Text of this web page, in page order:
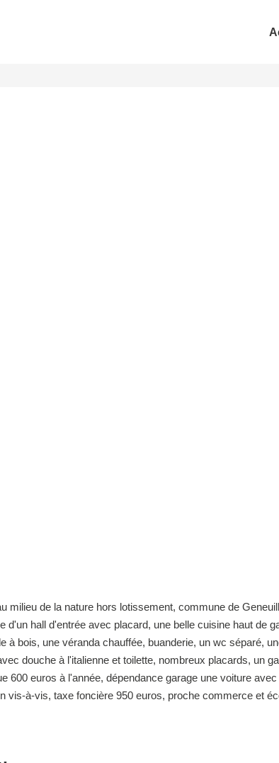
milieu de la nature hors lotissement, commune de
d'un hall d'entrée avec placard, une belle cuisine haut de
à bois, une véranda chauffée, buanderie, un wc séparé,
douche à l'italienne et toilette, nombreux placards, un
600 euros à l'année, dépendance garage une voiture
vis-à-vis, taxe foncière 950 euros, proche commerce et